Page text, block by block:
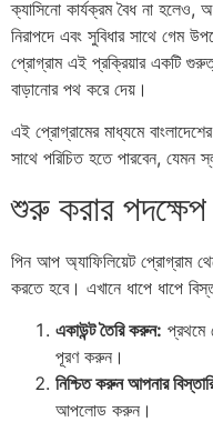
ক্যাসিনো কার্যক্রম বৈধ না হলেও,
নিরাপদে এবং সুবিধার সাথে গেম
প্রোগ্রাম এই প্রক্রিয়ার একটি
বাড়ানোর পথ করে দেয়।
এই প্রোগ্রামের মাধ্যমে
সাথে পরিচিত হতে পারবেন, যেমন
শুরু করার পদক্ষেপ
পিন আপ অ্যাফিলিয়েট প্রোগ্রাম
করতে হবে। এখানে ধাপে ধাপে
একাউন্ট তৈরি করুন:
পূরণ করুন।
নিশ্চিত করুন আপনার
আপলোড করুন।